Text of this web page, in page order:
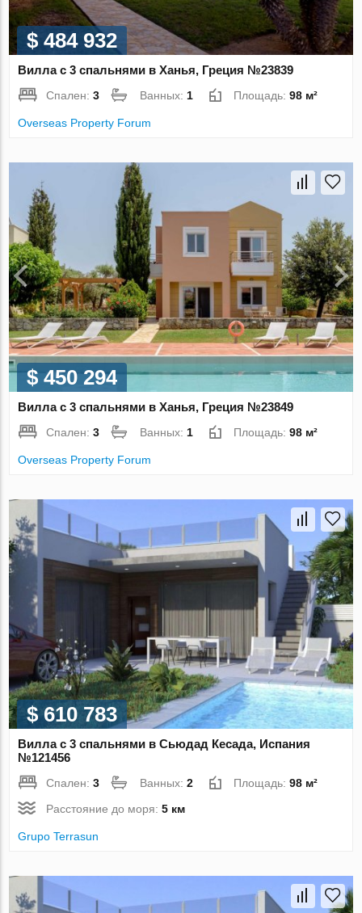
$ 484 932
Вилла с 3 спальнями в Ханья, Греция №23839
Спален:3 Ванных:1 Площадь:98 м²
Overseas Property Forum
$ 450 294
Вилла с 3 спальнями в Ханья, Греция №23849
Спален:3 Ванных: 1 Площадь:98 м²
Overseas Property Forum
$ 610 783
Вилла с 3 спальнями в Сьюдад Кесада, Испания
№121456
Спален:3 Ванных:2 Площадь:98 м²
Расстояние до моря:5 км
Grupo Terrasun